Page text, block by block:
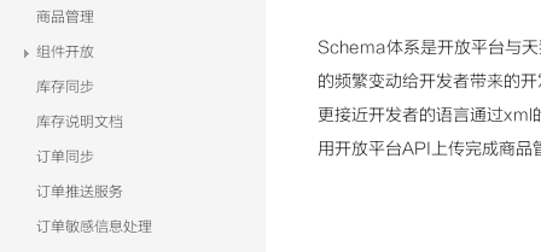
商品管理
组件开放
库存同步
库存说明文档
订单同步
订单推送服务
订单敏感信息处理
Schema体系是开放平台与
的频繁变动给开发者带来的
更接近开发者的语言通过
用开放平台API上传完成商品